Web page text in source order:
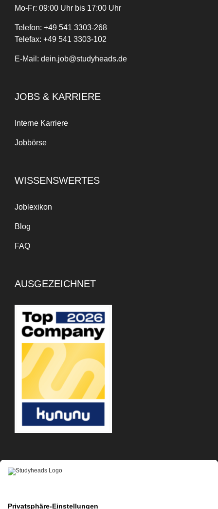
Mo-Fr: 09:00 Uhr bis 17:00 Uhr
Telefon: +49 541 3303-268
Telefax: +49 541 3303-102
E-Mail: dein.job@studyheads.de
JOBS & KARRIERE
Interne Karriere
Jobbörse
WISSENSWERTES
Joblexikon
Blog
FAQ
AUSGEZEICHNET